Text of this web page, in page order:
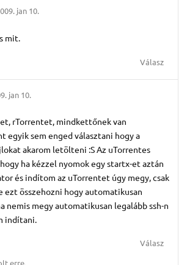
jan 10.
mit.
Válasz
jan 10.
rTorrentet, mindkettőnek van
egyik sem enged választani hogy a
akarom letölteni :S Az uTorrentes
ha kézzel nyomok egy startx-et aztán
és indítom az uTorrentet úgy megy, csak
ezt összehozni hogy automatikusan
nemis megy automatikusan legalább ssh-n
indítani.
Válasz